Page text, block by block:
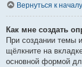
Вернуться к началу
Как мне создать
При создании темы
щёлкните на
основной формой